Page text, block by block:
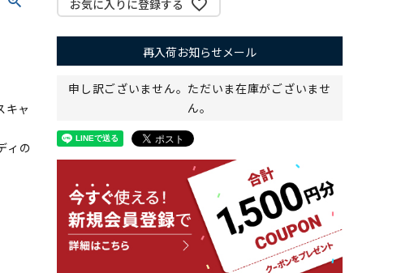
キャ
ィの
お気に入りに登録する
再入荷お知らせメール
申し訳ございません。ただいま在庫がございませ
ん。